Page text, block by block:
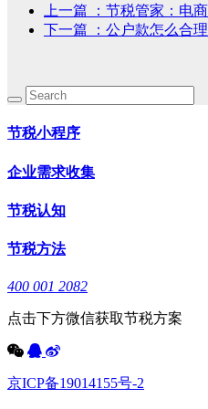
上一篇
：节税管家：电
下一篇
：公户款怎么合
节税小程序
企业需求收集
节税认知
节税方法
400 001 2082
点击下方微信获取节税方案
京ICP备19014155号-2